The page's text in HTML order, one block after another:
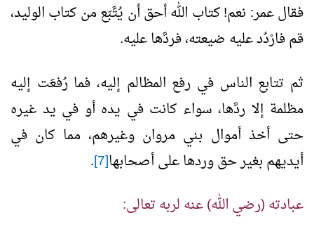
فقال عمر: نعم! كتاب الله أحق أن يُتَّبَع من كتاب الوليد،
قم فارْدُد عليه ضيعته، فردَّها عليه.
ثم تتابع الناس في رفع المظالم إليه، فما رُفعَت إليه
مظلمة إلا ردَّها، سواء كانت في يده أو في يد غيره
حتى أخذ أموال بني مروان وغيرهم، مما كان في
أيديهم بغير حق وردها على أصحابها[7]
.
عبادته (رضي الله) عنه لربه تعالى: